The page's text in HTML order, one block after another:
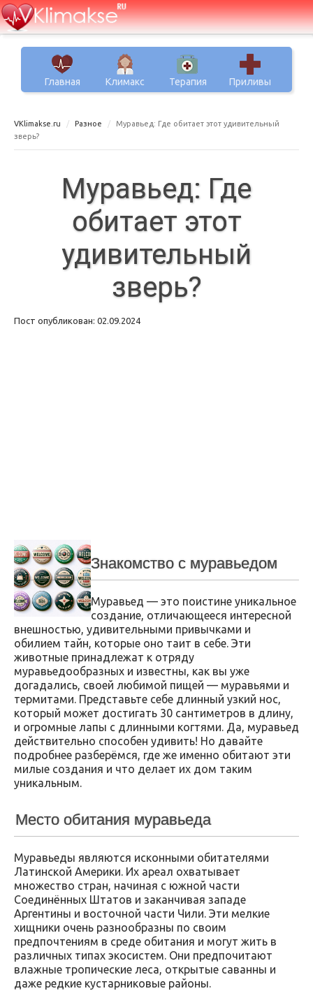
Главная Климакс Терапия Приливы
VKlimakse.ru Разное
Муравьед: Где обитает этот удивительный
зверь?
Муравьед: Где
обитает этот
удивительный
зверь?
Пост опубликован: 02.09.2024
Знакомство с муравьедом
Муравьед — это поистине уникальное
создание, отличающееся интересной
внешностью, удивительными привычками и
обилием тайн, которые оно таит в себе. Эти
животные принадлежат к отряду
муравьедообразных и известны, как вы уже
догадались, своей любимой пищей — муравьями и
термитами. Представьте себе длинный узкий нос,
который может достигать 30 сантиметров в длину,
и огромные лапы с длинными когтями. Да, муравьед
действительно способен удивить! Но давайте
подробнее разберёмся, где же именно обитают эти
милые создания и что делает их дом таким
уникальным.
Место обитания муравьеда
Муравьеды являются исконными обитателями
Латинской Америки. Их ареал охватывает
множество стран, начиная с южной части
Соединённых Штатов и заканчивая западе
Аргентины и восточной части Чили. Эти мелкие
хищники очень разнообразны по своим
предпочтениям в среде обитания и могут жить в
различных типах экосистем. Они предпочитают
влажные тропические леса, открытые саванны и
даже редкие кустарниковые районы.